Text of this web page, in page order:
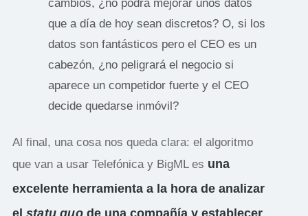
cambios, ¿no podrá mejorar unos datos
que a día de hoy sean discretos? O, si los
datos son fantásticos pero el CEO es un
cabezón, ¿no peligrará el negocio si
aparece un competidor fuerte y el CEO
decide quedarse inmóvil?
Al final, una cosa nos queda clara: el algoritmo
que van a usar Telefónica y BigML es una
excelente herramienta a la hora de analizar